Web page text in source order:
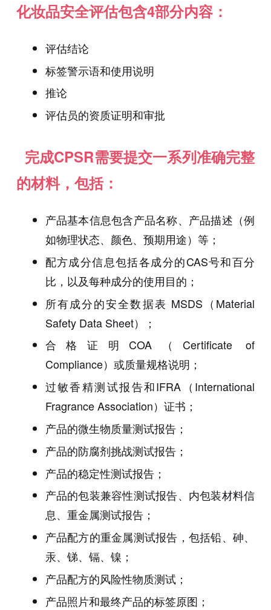
化妆品安全评估包含4部分内容：
评估结论
标签警示语和使用说明
推论
评估员的资质证明和审批
完成CPSR需要提交一系列准确完整
的材料，包括：
产品基本信息包含产品名称、产品描述（例
如物理状态、颜色、预期用途）等；
配方成分信息包括各成分的CAS号和百分
比，以及每种成分的使用目的；
所有成分的安全数据表 MSDS（Material
Safety Data Sheet）；
合格证明COA（Certificate of
Compliance）或质量规格说明；
过敏香精测试报告和IFRA（International
Fragrance Association）证书；
产品的微生物质量测试报告；
产品的防腐剂挑战测试报告；
产品的稳定性测试报告；
产品的包装兼容性测试报告、内包装材料信
息、重金属测试报告；
产品配方的重金属测试报告，包括铅、砷、
汞、锑、镉、镍；
产品配方的风险性物质测试；
产品照片和最终产品的标签原图；